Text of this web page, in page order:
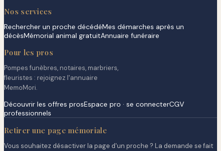
Nos services
Rechercher un proche décédéMes démarches après un
décèsMémorial animal gratuitAnnuaire funéraire
Pour les pros
Pompes funèbres, notaires, marbriers,
fleuristes : rejoignez l'annuaire
MemoMori.
Découvrir les offres prosEspace pro · se connecterCGV
professionnels
Retirer une page mémoriale
Vous souhaitez désactiver la page d'un proche ? La demande se fait